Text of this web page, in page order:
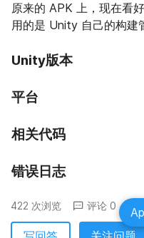
原来的 APK 上，现在看
用的是 Unity 自己的构建
Unity版本
平台
相关代码
错误日志
422 次浏览 评论 0